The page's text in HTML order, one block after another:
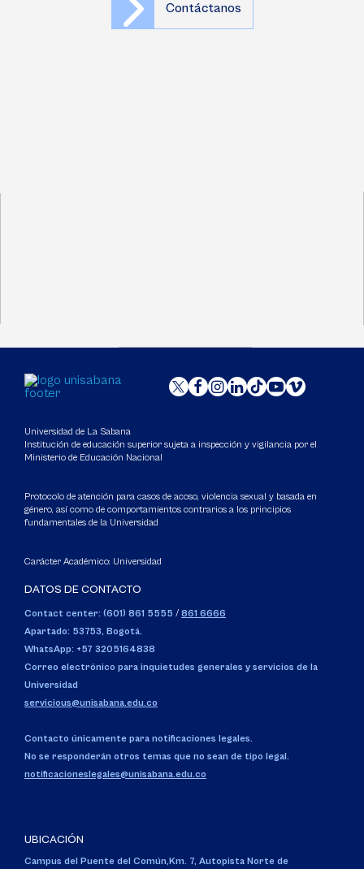
Contáctanos
Universidad de La Sabana
Institución de educación superior sujeta a inspección y vigilancia por el
Ministerio de Educación Nacional
Protocolo de atención para casos de acoso, violencia sexual y basada en
género, así como de comportamientos contrarios a los principios
fundamentales de la Universidad
Carácter Académico: Universidad
DATOS DE CONTACTO
Contact center: (601) 861 5555 / 861 6666
Apartado: 53753, Bogotá.
WhatsApp: +57 3205164838
Correo electrónico para inquietudes generales y servicios de la
Universidad
servicious@unisabana.edu.co
Contacto únicamente para notificaciones legales.
No se responderán otros temas que no sean de tipo legal.
notificacioneslegales@unisabana.edu.co
UBICACIÓN
Campus del Puente del Común,Km. 7, Autopista Norte de